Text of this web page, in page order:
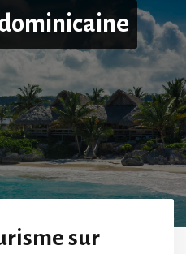
sur